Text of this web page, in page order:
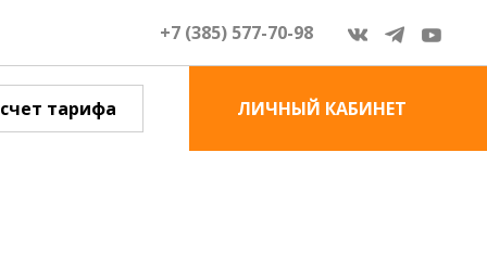
+7 (385) 577-70-98
тарифа ЛИЧНЫЙ КАБИНЕТ